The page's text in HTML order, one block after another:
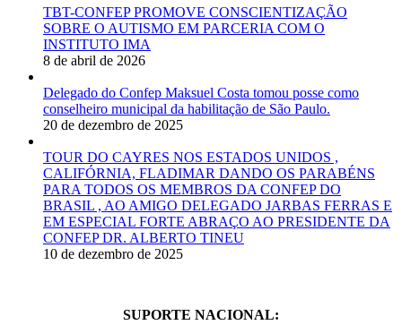
TBT-CONFEP PROMOVE CONSCIENTIZAÇÃO
SOBRE O AUTISMO EM PARCERIA COM O
INSTITUTO IMA
8 de abril de 2026
Delegado do Confep Maksuel Costa tomou posse como
conselheiro municipal da habilitação de São Paulo.
20 de dezembro de 2025
TOUR DO CAYRES NOS ESTADOS UNIDOS ,
CALIFÓRNIA, FLADIMAR DANDO OS PARABÉNS
PARA TODOS OS MEMBROS DA CONFEP DO
BRASIL , AO AMIGO DELEGADO JARBAS FERRAS E
EM ESPECIAL FORTE ABRAÇO AO PRESIDENTE DA
CONFEP DR. ALBERTO TINEU
10 de dezembro de 2025
SUPORTE NACIONAL: